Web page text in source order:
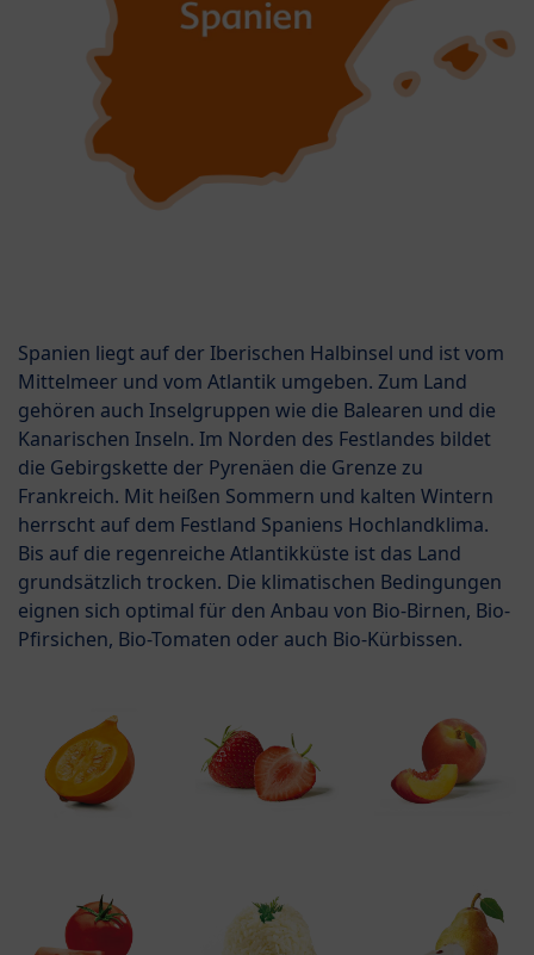
Spanien liegt auf der Iberischen Halbinsel und ist vom
Mittelmeer und vom Atlantik umgeben. Zum Land
gehören auch Inselgruppen wie die Balearen und die
Kanarischen Inseln. Im Norden des Festlandes bildet
die Gebirgskette der Pyrenäen die Grenze zu
Frankreich. Mit heißen Sommern und kalten Wintern
herrscht auf dem Festland Spaniens Hochlandklima.
Bis auf die regenreiche Atlantikküste ist das Land
grundsätzlich trocken. Die klimatischen Bedingungen
eignen sich optimal für den Anbau von Bio-Birnen, Bio-
Pfirsichen, Bio-Tomaten oder auch Bio-Kürbissen.